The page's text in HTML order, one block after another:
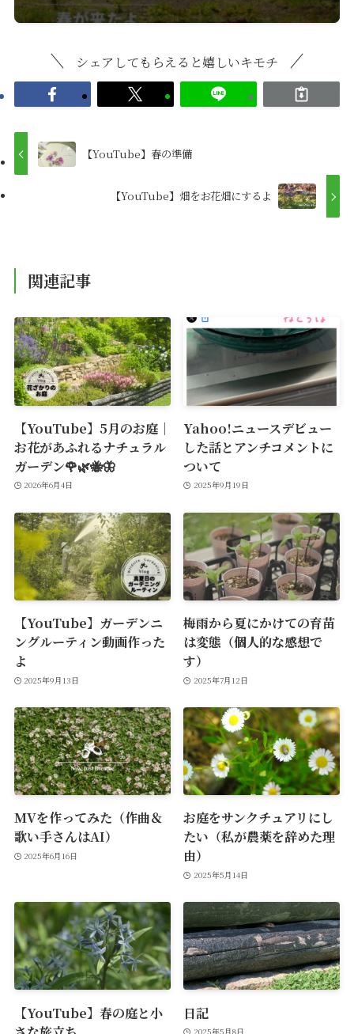
シェアしてもらえると嬉しいキモチ
【YouTube】春の準備
【YouTube】畑をお花畑にするよ
関連記事
【YouTube】5月のお庭｜
お花があふれるナチュラル
ガーデン🌹🌿🐝🦋
2026年6月4日
Yahoo!ニュースデビュー
した話とアンチコメントに
ついて
2025年9月19日
【YouTube】ガーデンニ
ングルーティン動画作った
よ
2025年9月13日
梅雨から夏にかけての育苗
は変態（個人的な感想で
す）
2025年7月12日
MVを作ってみた（作曲＆
歌い手さんはAI）
2025年6月16日
お庭をサンクチュアリにし
たい（私が農薬を辞めた理
由）
2025年5月14日
【YouTube】春の庭と小
日記
2025年5月8日